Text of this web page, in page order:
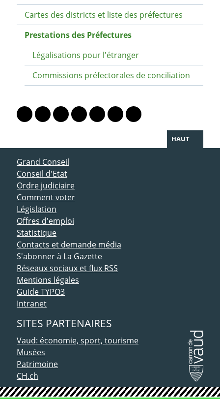
Cartes des districts et liste des préfectures
Prestations des Préfectures
Légalisations pour l'étranger
Commissions préfectorales de conciliation
Lien vers le profil Mastodon
Lien vers le profil Bluesky
Lien vers le profil Instagram
Lien vers le profil Linkedin
Lien vers le profil Facebook
Lien vers le profil Twitter
Partager par WhatsApp
HAUT
ACCÈS DIRECT
Grand Conseil
Conseil d'Etat
Ordre judiciaire
Comment voter
Législation
Offres d'emploi
Statistique
Contacts et demande média
S'abonner à La Gazette
Réseaux sociaux et flux RSS
Mentions légales
Guide TYPO3
Intranet
SITES PARTENAIRES
Vaud: économie, sport, tourisme
Musées
Patrimoine
CH.ch